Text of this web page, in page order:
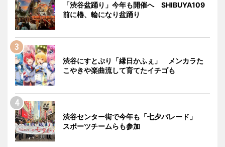
「渋谷盆踊り」今年も開催へ SHIBUYA109
前に櫓、輪になり盆踊り
渋谷にすとぷり「縁日かふぇ」 メンカラた
こやきや楽曲流して育てたイチゴも
渋谷センター街で今年も「七夕パレード」
スポーツチームらも参加